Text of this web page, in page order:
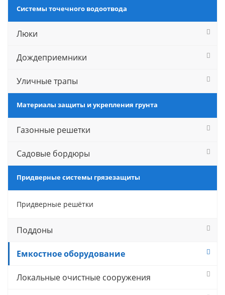
Системы точечного водоотвода
Люки
Дождеприемники
Уличные трапы
Материалы защиты и укрепления грунта
Газонные решетки
Садовые бордюры
Придверные системы грязезащиты
Придверные решётки
Поддоны
Емкостное оборудование
Локальные очистные сооружения